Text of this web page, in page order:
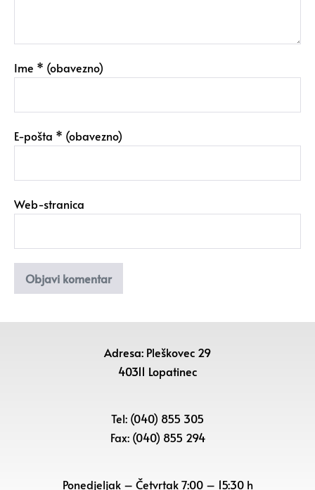
Ime * (obavezno)
E-pošta * (obavezno)
Web-stranica
Adresa: Pleškovec 29
40311 Lopatinec
Tel: (040) 855 305
Fax: (040) 855 294
Ponedjeljak – Četvrtak 7:00 – 15:30 h